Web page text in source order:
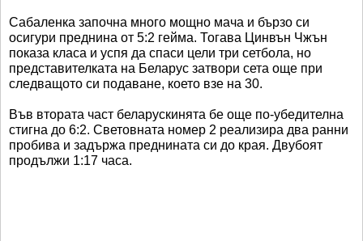
Сабаленка започна много мощно мача и бързо си
осигури преднина от 5:2 гейма. Тогава Цинвън Чжън
показа класа и успя да спаси цели три сетбола, но
представителката на Беларус затвори сета още при
следващото си подаване, което взе на 30.
Във втората част беларускинята бе още по-убедителна
стигна до 6:2. Световната номер 2 реализира два ранни
пробива и задържа преднината си до края. Двубоят
продължи 1:17 часа.